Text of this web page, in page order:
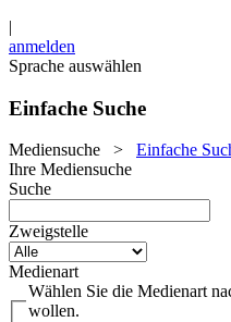
|
anmelden
Sprache auswählen
Einfache Suche
Mediensuche > Einfache
Ihre Mediensuche
Suche
Zweigstelle
Medienart
Wählen Sie die Medienart
wollen.